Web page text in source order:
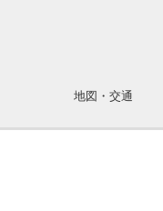
地図・交通